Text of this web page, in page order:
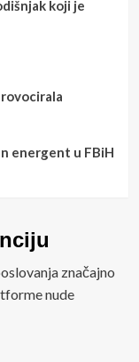
koji je
energent u FBiH
značajno
nude